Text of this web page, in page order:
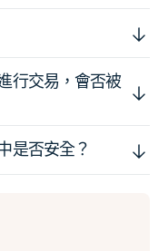
行交易，會否被
是否安全？